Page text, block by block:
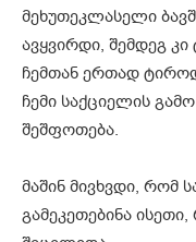
მეხუთეკლასელი
ავყვირდი, შემდეგ
ჩემთან ერთად
ჩემი საქციელის
შეშფოთება.
მაშინ მივხვდი, რომ
გამეკეთებინა